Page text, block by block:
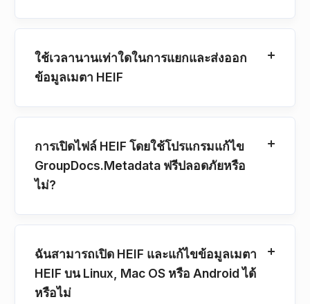
ใช้เวลานานเท่าใดในการแยกและส่งออก
ข้อมูลเมตา HEIF
การเปิดไฟล์ HEIF โดยใช้โปรแกรมแก้ไข
GroupDocs.Metadata ฟรีปลอดภัยหรือ
ไม่?
ฉันสามารถเปิด HEIF และแก้ไขข้อมูลเมตา
HEIF บน Linux, Mac OS หรือ Android ได้
หรือไม่